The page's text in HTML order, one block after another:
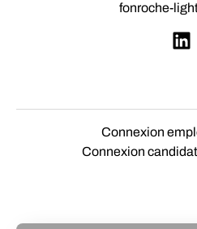
fonroche-
Connexion
Connexion candidat